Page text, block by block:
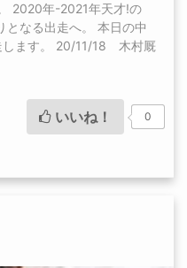
2020年-2021年天才!の
となる出走へ。 本日の中
します。 20/11/18 木村厩
いいね！ 0